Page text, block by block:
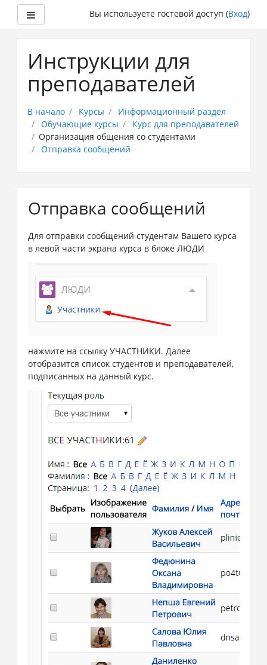
основному
Боковая панельВы используете гостевой доступ (Вход)
Инструкции для
преподавателей
В начало Курсы
Информационный раздел
Обучающие курсы
Курс для преподавателей
Организация общения со студентами
Отправка сообщений
Отправка сообщений
Для отправки сообщений студентам Вашего курса
в левой части экрана курса в блоке ЛЮДИ
нажмите на ссылку УЧАСТНИКИ. Далее
отобразится список студентов и преподавателей,
подписанных на данный курс.